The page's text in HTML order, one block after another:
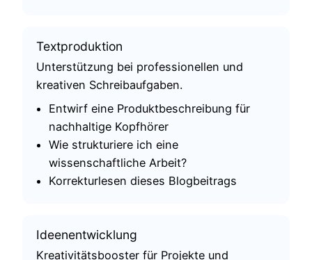
Textproduktion
Unterstützung bei professionellen und
kreativen Schreibaufgaben.
Entwirf eine Produktbeschreibung für
nachhaltige Kopfhörer
Wie strukturiere ich eine
wissenschaftliche Arbeit?
Korrekturlesen dieses Blogbeitrags
Ideenentwicklung
Kreativitätsbooster für Projekte und